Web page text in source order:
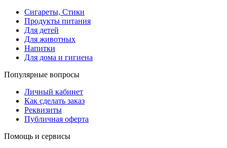
Сигареты, Стики
Продукты питания
Для детей
Для животных
Напитки
Для дома и гигиена
Популярные вопросы
Личный кабинет
Как сделать заказ
Реквизиты
Публичная оферта
Помощь и сервисы